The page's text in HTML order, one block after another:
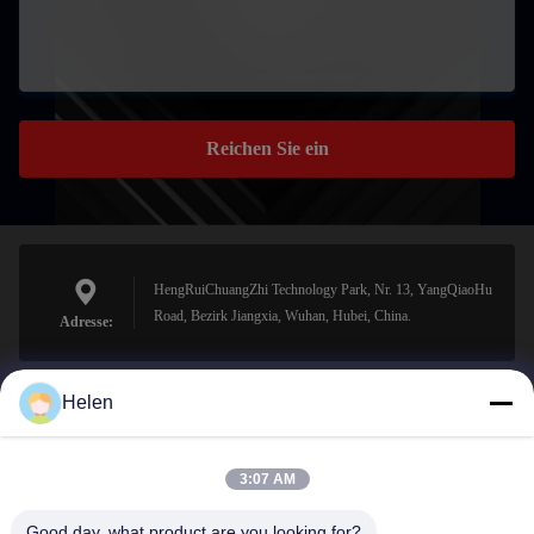
Reichen Sie ein
Adresse:
HengRuiChuangZhi Technology Park, Nr. 13, YangQiaoHu
Road, Bezirk Jiangxia, Wuhan, Hubei, China.
sales@perfectlaser.net
Helen
3:07 AM